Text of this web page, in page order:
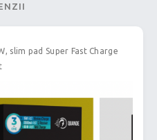
slim pad Super Fast Charge